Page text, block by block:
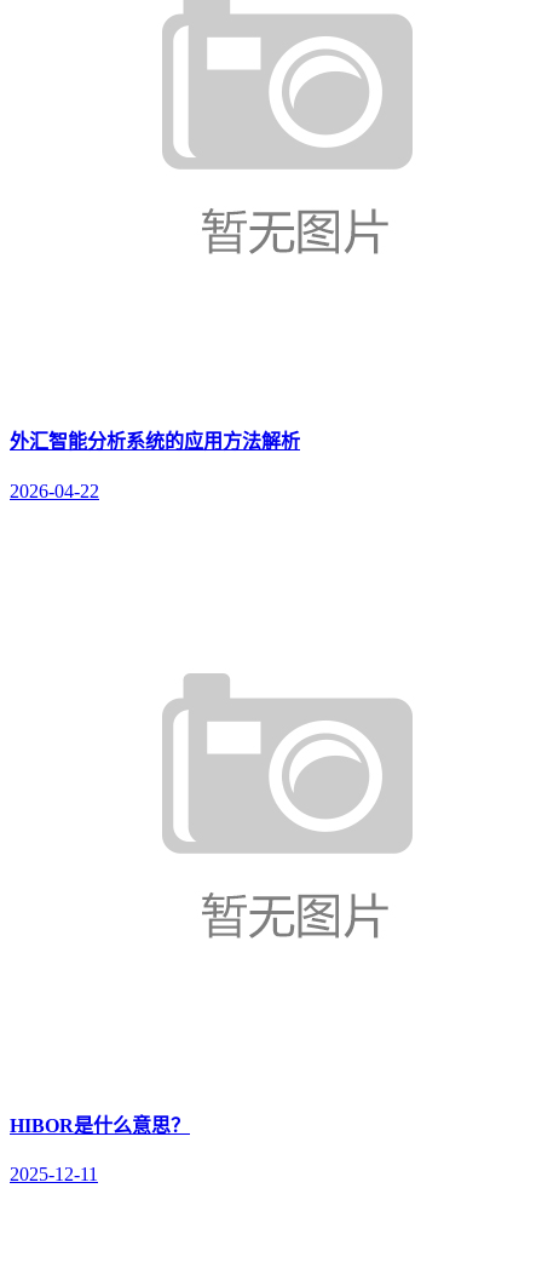
外汇智能分析系统的应用方法解析
2026-04-22
HIBOR是什么意思？
2025-12-11